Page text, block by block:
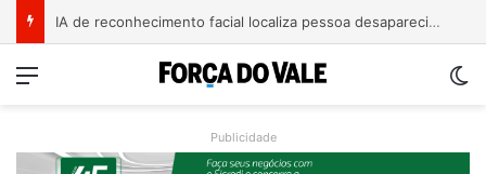
IA de reconhecimento facial localiza pessoa desaparecida há 15 anos; sistema atinge precisão de até 99%
Menu
Publicidade